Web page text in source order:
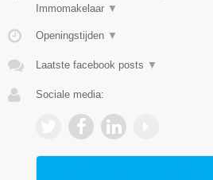
Immomakelaar ▼
Openingstijden ▼
Laatste facebook posts ▼
Sociale media: